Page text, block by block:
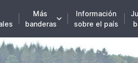
Más
banderas
Información
sobre el país